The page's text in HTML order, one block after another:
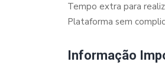
Tempo extra para
Plataforma sem
Informação